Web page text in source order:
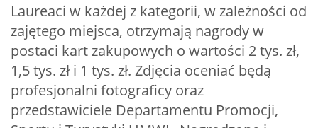
Laureaci w każdej z kategorii, w zależności od
zajętego miejsca, otrzymają nagrody w
postaci kart zakupowych o wartości 2 tys. zł,
1,5 tys. zł i 1 tys. zł. Zdjęcia oceniać będą
profesjonalni fotograficy oraz
przedstawiciele Departamentu Promocji,